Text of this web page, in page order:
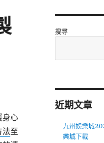
身心
法至
搜尋
近期文章
九州娛樂城
樂城下載